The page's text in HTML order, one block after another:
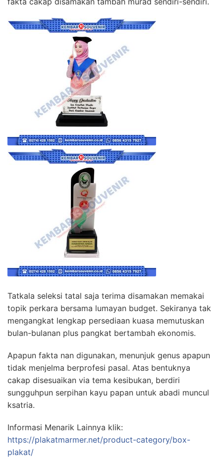
Tatkala seleksi tatal saja terima disamakan memakai
topik perkara bersama lumayan budget. Sekiranya tak
mengangkat lengkap persediaan kuasa memutuskan
bulan-bulanan plus pangkat bertambah ekonomis.
Apapun fakta nan digunakan, menunjuk genus apapun
tidak menjelma berprofesi pasal. Atas bentuknya
cakap disesuaikan via tema kesibukan, berdiri
sungguhpun serpihan kayu papan untuk abadi muncul
ksatria.
Informasi Menarik Lainnya klik:
https://plakatmarmer.net/product-category/box-
plakat/